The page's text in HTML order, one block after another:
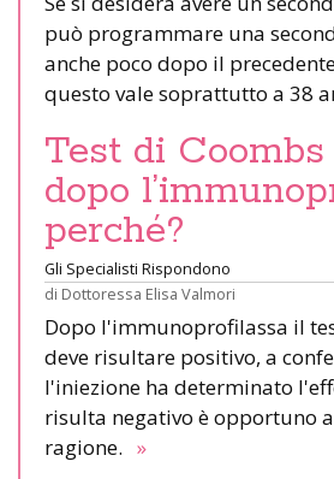
può programmare una
anche poco dopo il
questo vale soprattutto a 38
Test di
dopo
perché?
Gli Specialisti Rispondono
di Dottoressa Elisa Valmori
Dopo l'immunoprofilassa il
deve risultare positivo, a
l'iniezione ha determinato
risulta negativo è opportuno
ragione. »